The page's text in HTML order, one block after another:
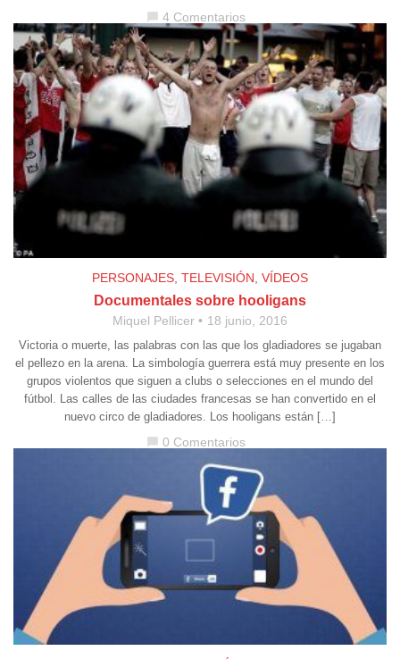
chat_bubble 4 Comentarios
PERSONAJES, TELEVISIÓN, VÍDEOS
Documentales sobre hooligans
Miquel Pellicer 18 junio, 2016
Victoria o muerte, las palabras con las que los gladiadores se jugaban
el pellezo en la arena. La simbología guerrera está muy presente en los
grupos violentos que siguen a clubs o selecciones en el mundo del
fútbol. Las calles de las ciudades francesas se han convertido en el
nuevo circo de gladiadores. Los hooligans están […]
chat_bubble 0 Comentarios